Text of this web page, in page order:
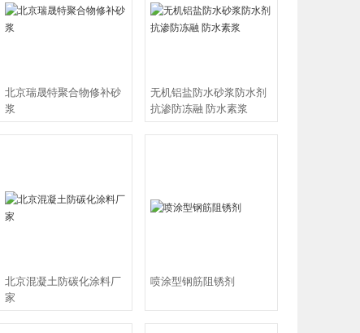
合物防水砂
胶厂家价
氧胶泥】、
北京瑞晟特聚合物修补砂
浆
无机铝盐防水砂浆防水剂
抗渗防冻融 防水素浆
北京混凝土防碳化涂料厂
家
喷涂型钢筋阻锈剂